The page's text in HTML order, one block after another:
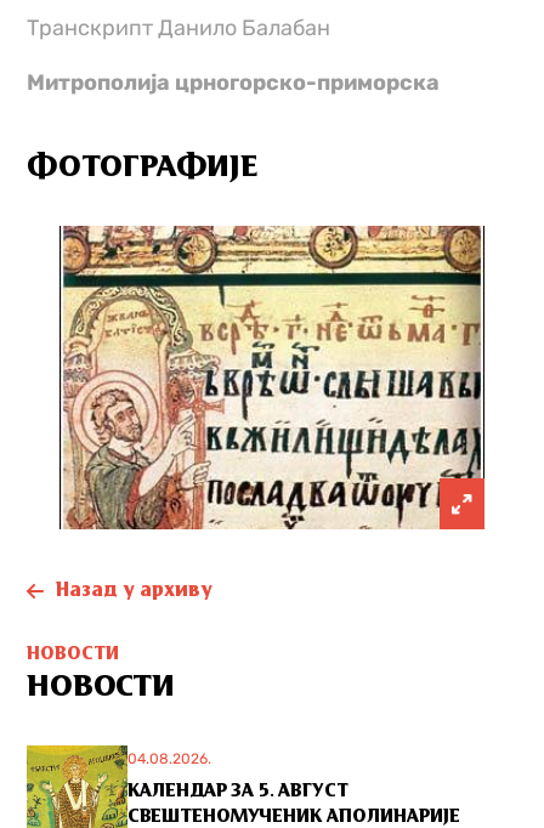
Транскрипт Данило Балабан
Митрополија црногорско-приморска
ФОТОГРАФИЈЕ
Назад у архиву
НОВОСТИ
НОВОСТИ
04.08.2026.
КАЛЕНДАР ЗА 5. АВГУСТ
СВЕШТЕНОМУЧЕНИК АПОЛИНАРИЈЕ